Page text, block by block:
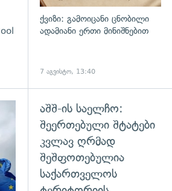
ქვიზი: გამოიცანი ცნობილი
ადამიანი ერთი მინიშნებით
7 აგვისტო, 13:40
გადახედვა
აშშ-ის საელჩო:
შეერთებული შტატები
კვლავ ღრმად
შეშფოთებულია
საქართველოს